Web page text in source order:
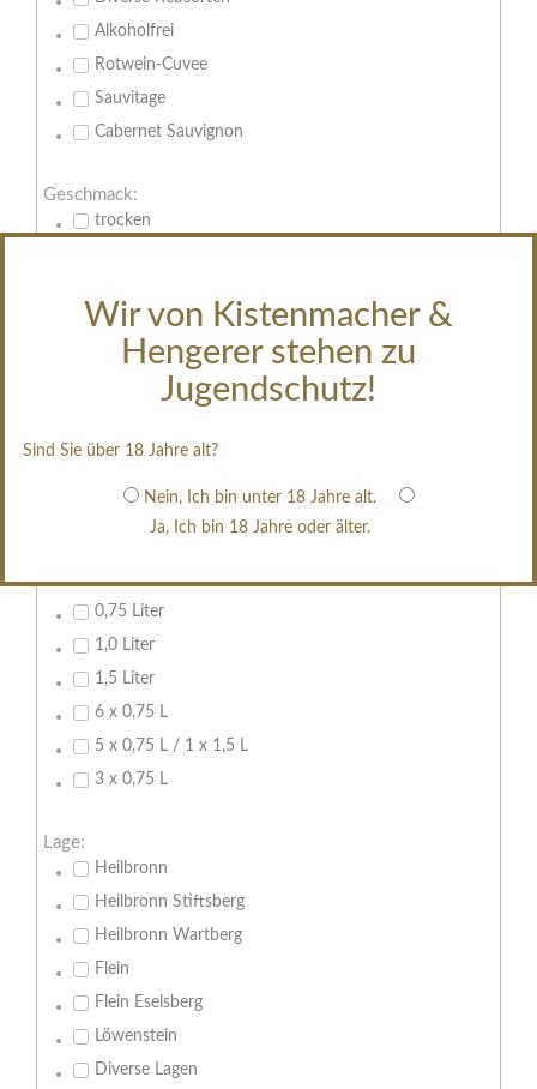
Wir von Kistenmacher &
Hengerer stehen zu
Jugendschutz!
Sind Sie über 18 Jahre alt?
Nein, Ich bin unter 18 Jahre alt.
Ja, Ich bin 18 Jahre oder älter.
Alkoholfrei
Rotwein-Cuvee
Sauvitage
Cabernet Sauvignon
Geschmack:
trocken
restsüß
edelsüß
im Holzfass gereift
erfrischend, nicht zu süß
0,7 Liter
0,75 Liter
1,0 Liter
1,5 Liter
6 x 0,75 L
5 x 0,75 L / 1 x 1,5 L
3 x 0,75 L
Lage:
Heilbronn
Heilbronn Stiftsberg
Heilbronn Wartberg
Flein
Flein Eselsberg
Löwenstein
Diverse Lagen